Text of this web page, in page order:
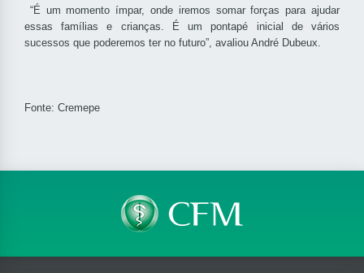
“É um momento ímpar, onde iremos somar forças para ajudar
essas famílias e crianças. É um pontapé inicial de vários
sucessos que poderemos ter no futuro”, avaliou André Dubeux.
Fonte: Cremepe